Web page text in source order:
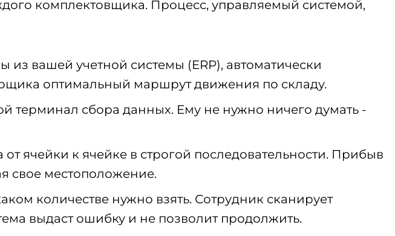
комплектовщика. Процесс, управляемый системой,
из вашей учетной системы (ERP), автоматически
оптимальный маршрут движения по складу.
терминал сбора данных. Ему не нужно ничего думать -
от ячейки к ячейке в строгой последовательности. Прибыв
свое местоположение.
количестве нужно взять. Сотрудник сканирует
выдаст ошибку и не позволит продолжить.